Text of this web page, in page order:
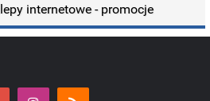
internetowe - promocje